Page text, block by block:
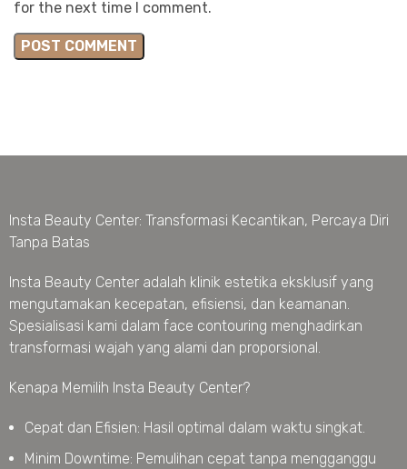
for the next time I comment.
Insta Beauty Center: Transformasi Kecantikan, Percaya Diri
Tanpa Batas
Insta Beauty Center adalah klinik estetika eksklusif yang
mengutamakan kecepatan, efisiensi, dan keamanan.
Spesialisasi kami dalam face contouring menghadirkan
transformasi wajah yang alami dan proporsional.
Kenapa Memilih Insta Beauty Center?
Cepat dan Efisien: Hasil optimal dalam waktu singkat.
Minim Downtime: Pemulihan cepat tanpa mengganggu